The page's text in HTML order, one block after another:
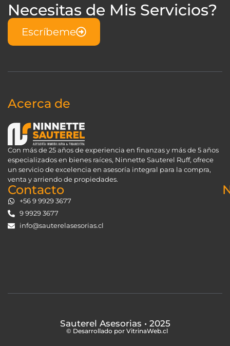
Necesitas de Mis Servicios?
Escríbeme
Acerca de
Con más de 25 años de experiencia en finanzas y más de 5 años
especializados en bienes raíces, Ninnette Sauterel Ruff, ofrece
un servicio de excelencia en asesoría integral para la compra,
venta y arriendo de propiedades.
Contacto
+56 9 9929 3677
9 9929 3677
info@sauterelasesorias.cl
Sauterel Asesorias • 2025
© Desarrollado por VitrinaWeb.cl